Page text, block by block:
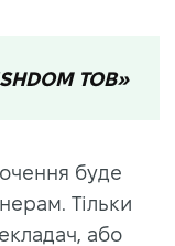
ТОВ»
буде
Тільки
або